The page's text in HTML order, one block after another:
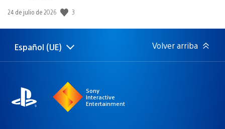
Fecha
publicación:
24 de julio de 2026 3
Selecciona
una
Región
actual:
Español (UE) Volver arriba
Sony
Interactive
Entertainment